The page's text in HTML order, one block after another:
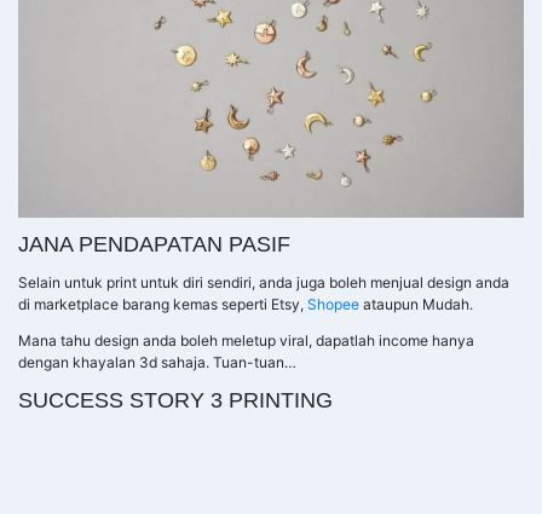
JANA PENDAPATAN PASIF
Selain untuk print untuk diri sendiri, anda juga boleh menjual design anda
di marketplace barang kemas seperti Etsy, Shopee ataupun Mudah.
Mana tahu design anda boleh meletup viral, dapatlah income hanya
dengan khayalan 3d sahaja. Tuan-tuan…
SUCCESS STORY 3 PRINTING